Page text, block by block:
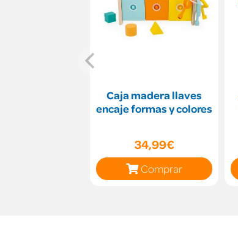
Caja madera llaves
encaje formas y colores
34,99€
Comprar